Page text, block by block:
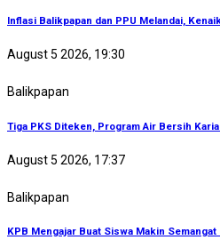
Inflasi Balikpapan dan PPU Melandai,
August 5 2026, 19:30
Balikpapan
Tiga PKS Diteken, Program Air Bersih
August 5 2026, 17:37
Balikpapan
KPB Mengajar Buat Siswa Makin Semangat